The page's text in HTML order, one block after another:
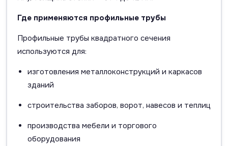
Где применяются профильные трубы
Профильные трубы квадратного сечения
используются для:
изготовления металлоконструкций и каркасов
зданий
строительства заборов, ворот, навесов и теплиц
производства мебели и торгового
оборудования